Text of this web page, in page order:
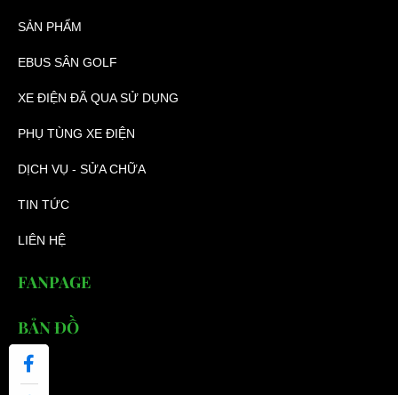
SẢN PHẨM
EBUS SÂN GOLF
XE ĐIỆN ĐÃ QUA SỬ DỤNG
PHỤ TÙNG XE ĐIỆN
DỊCH VỤ - SỬA CHỮA
TIN TỨC
LIÊN HỆ
FANPAGE
BẢN ĐỒ